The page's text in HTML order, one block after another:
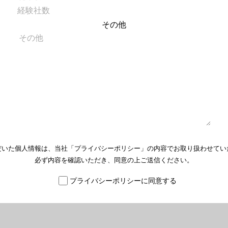
その他
た個人情報は、当社「 プライバシーポリシー 」の内容でお取り扱わせてい
必ず内容を確認いただき、同意の上ご送信ください。
プライバシーポリシーに同意する